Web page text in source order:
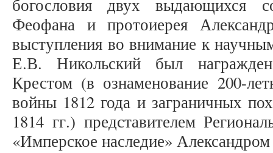
богословия двух выдающихся
Феофана и протоиерея
выступления во внимание к
Е.В. Никольский был
Крестом (в ознаменование 200-
войны 1812 года и заграничных
1814 гг.) представителем
«Имперское наследие»